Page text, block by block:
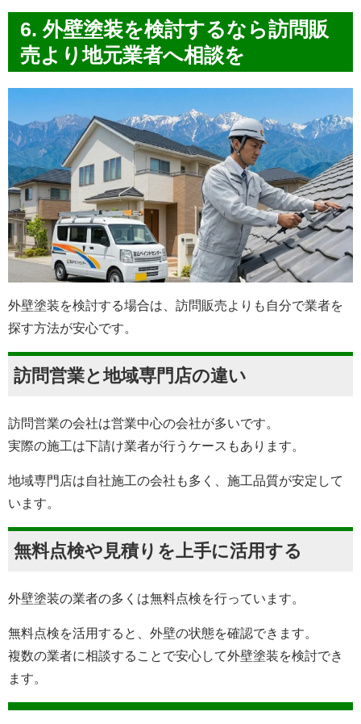
6. 外壁塗装を検討するなら訪問販
売より地元業者へ相談を
外壁塗装を検討する場合は、訪問販売よりも自分で業者を
探す方法が安心です。
訪問営業と地域専門店の違い
訪問営業の会社は営業中心の会社が多いです。
実際の施工は下請け業者が行うケースもあります。
地域専門店は自社施工の会社も多く、施工品質が安定して
います。
無料点検や見積りを上手に活用する
外壁塗装の業者の多くは無料点検を行っています。
無料点検を活用すると、外壁の状態を確認できます。
複数の業者に相談することで安心して外壁塗装を検討でき
ます。